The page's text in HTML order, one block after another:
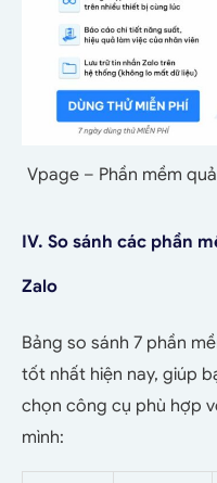
Vpage – Phần mềm
IV. So sánh các phần
Zalo
Bảng so sánh 7 phần
tốt nhất hiện nay, giúp
chọn công cụ phù hợp
mình: